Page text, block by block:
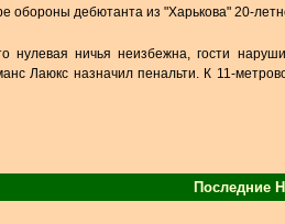
обороны дебютанта из "Харькова" 20-
нулевая ничья неизбежна, гости
Лаюкс назначил пенальти. К 11-
Последние